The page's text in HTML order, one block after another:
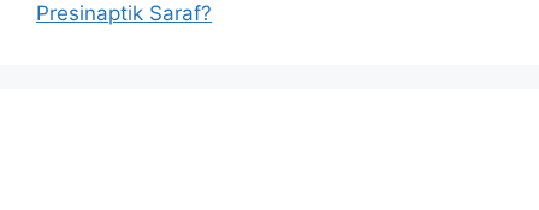
Presinaptik Saraf?